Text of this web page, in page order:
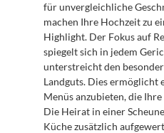
für unvergleichliche
machen Ihre Hochzeit zu
Highlight. Der Fokus auf
spiegelt sich in jedem
unterstreicht den
Landguts. Dies ermöglicht
Menüs anzubieten, die
Die Heirat in einer
Küche zusätzlich